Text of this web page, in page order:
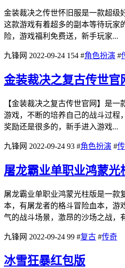
金装裁决之传世怀旧服是一款超级
这款游戏有着超多的副本等待玩家
险，游戏福利免费送，新手玩家...
九锋网 2022-09-24 154 #角色扮演 #
金装裁决之复古传世官
【金装裁决之复古传世官网】是
游戏，不断的培养自己的战斗过程
奖励还是很多的，新手进入游戏...
九锋网 2022-09-24 93 #角色扮演 #
屠龙霸业单职业鸿蒙光
屠龙霸业单职业鸿蒙光柱版是一款
本，有屠龙者的格斗冒险血本，游
气的战斗场景，激昂的沙场之战，
九锋网 2022-09-24 99 #复古 #传奇
冰雪狂暴红包版